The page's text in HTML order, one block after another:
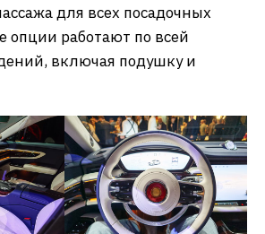
для всех посадочных
опции работают по всей
включая подушку и